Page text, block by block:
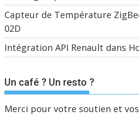
Capteur de Température
02D
Intégration API Renault dans
Un café ? Un resto ?
Merci pour votre soutien et